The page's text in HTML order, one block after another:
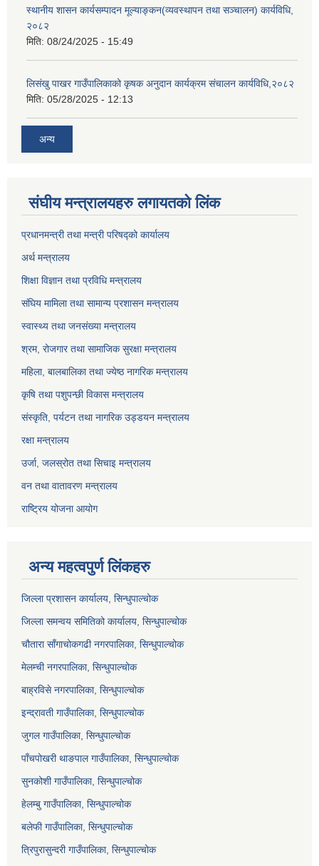
स्थानीय शासन कार्यसम्पादन मूल्याङ्कन(व्यवस्थापन तथा सञ्चालन) कार्यविधि,
२०८२
मिति: 08/24/2025 - 15:49
लिसंखु पाखर गाउँपालिकाको कृषक अनुदान कार्यक्रम संचालन कार्यविधि,२०८२
मिति: 05/28/2025 - 12:13
अन्य
संघीय मन्त्रालयहरु लगायतको लिंक
प्रधानमन्त्री तथा मन्त्री परिषद्को कार्यालय
अर्थ मन्त्रालय
शिक्षा विज्ञान तथा प्रविधि मन्त्रालय
संघिय मामिला तथा सामान्य प्रशासन मन्त्रालय
स्वास्थ्य तथा जनसंख्या मन्त्रालय
श्रम, रोजगार तथा सामाजिक सुरक्षा मन्त्रालय
महिला, बालबालिका तथा ज्येष्ठ नागरिक मन्त्रालय
कृषि तथा पशुपन्छी विकास मन्त्रालय
संस्कृति, पर्यटन तथा नागरिक उड्डयन मन्त्रालय
रक्षा मन्त्रालय
उर्जा, जलस्रोत तथा सिचाइ मन्त्रालय
वन तथा वातावरण मन्त्रालय
राष्ट्रिय योजना आयोग
अन्य महत्वपुर्ण लिंकहरु
जिल्ला प्रशासन कार्यालय, सिन्धुपाल्चोक
जिल्ला समन्वय समितिको कार्यालय, सिन्धुपाल्चोक
चौतारा साँगाचोकगढी नगरपालिका, सिन्धुपाल्चोक
मेलम्ची नगरपालिका, सिन्धुपाल्चोक
बाह्रविसे नगरपालिका, सिन्धुपाल्चोक
इन्द्रावती गाउँपालिका, सिन्धुपाल्चोक
जुगल गाउँपालिका, सिन्धुपाल्चोक
पाँचपोखरी थाङपाल गाउँपालिका, सिन्धुपाल्चोक
सुनकोशी गाउँपालिका, सिन्धुपाल्चोक
हेलम्बु गाउँपालिका, सिन्धुपाल्चोक
बलेफी गाउँपालिका, सिन्धुपाल्चोक
त्रिपुरासुन्दरी गाउँपालिका, सिन्धुपाल्चोक